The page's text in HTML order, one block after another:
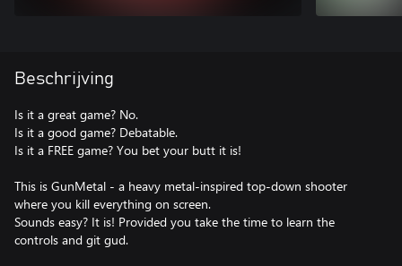
Beschrijving
Is it a great game? No.
Is it a good game? Debatable.
Is it a FREE game? You bet your butt it is!
This is GunMetal - a heavy metal-inspired top-down shooter
where you kill everything on screen.
Sounds easy? It is! Provided you take the time to learn the
controls and git gud.